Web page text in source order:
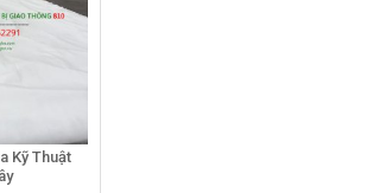
Kỹ Thuật